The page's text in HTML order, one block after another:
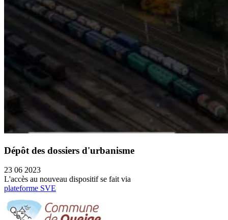
Dépôt des dossiers d'urbanisme
23 06 2023
L'accès au nouveau dispositif se fait via
plateforme SVE